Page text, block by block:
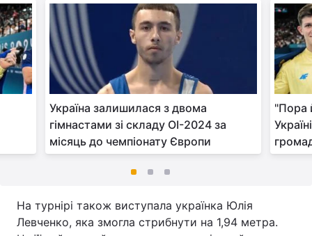
Україна залишилася з двома
гімнастами зі складу ОІ-2024 за
місяць до чемпіонату Європи
"Пора
На турнірі також виступала українка Юлія
Левченко, яка змогла стрибнути на 1,94 метра.